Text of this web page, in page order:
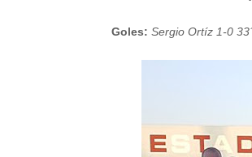
Goles: Sergio Ortíz 1-0